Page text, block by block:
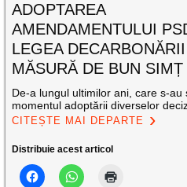
ADOPTAREA
AMENDAMENTULUI
LEGEA
MĂSURĂ DE BUN SIMȚ
De-a lungul ultimilor ani, care s-au
momentul adoptării diverselor
CITEȘTE MAI DEPARTE
Distribuie acest articol